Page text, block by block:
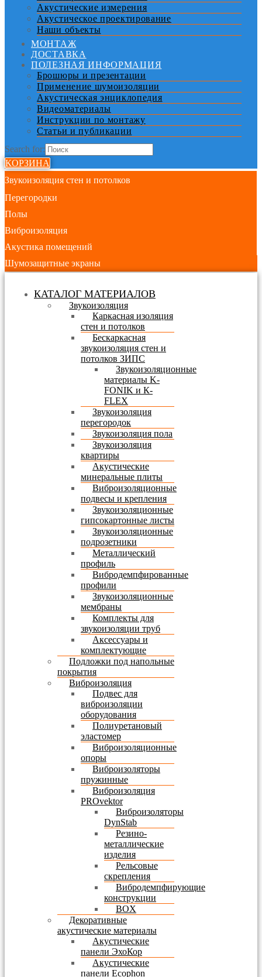
Акустические измерения
Акустическое проектирование
Наши объекты
МОНТАЖ
ДОСТАВКА
ПОЛЕЗНАЯ ИНФОРМАЦИЯ
Брошюры и презентации
Применение шумоизоляции
Акустическая энциклопедия
Видеоматериалы
Инструкции по монтажу
Статьи и публикации
Search for:
КОРЗИНА
Звукоизоляция стен и потолков
Перегородки
Полы
Виброизоляция
Акустика помещений
Шумозащитные экраны
КАТАЛОГ МАТЕРИАЛОВ
Звукоизоляция
Каркасная изоляция
стен и потолков
Бескаркасная
звукоизоляция стен и
потолков ЗИПС
Звукоизоляционные
материалы K-
FONIK и К-
FLEX
Звукоизоляция
перегородок
Звукоизоляция пола
Звукоизоляция
квартиры
Акустические
минеральные плиты
Виброизоляционные
подвесы и крепления
Звукоизоляционные
гипсокартонные листы
Звукоизоляционные
подрозетники
Металлический
профиль
Вибродемпфированные
профили
Звукоизоляционные
мембраны
Комплекты для
звукоизоляции труб
Аксессуары и
комплектующие
Подложки под напольные
покрытия
Виброизоляция
Подвес для
виброизоляции
оборудования
Полиуретановый
эластомер
Виброизоляционные
опоры
Виброизоляторы
пружинные
Виброизоляция
PROvektor
Виброизоляторы
DynStab
Резино-
металлические
изделия
Рельсовые
скрепления
Вибродемпфирующие
конструкции
BOX
Декоративные
акустические материалы
Акустические
панели ЭхоКор
Акустические
панели Ecophon